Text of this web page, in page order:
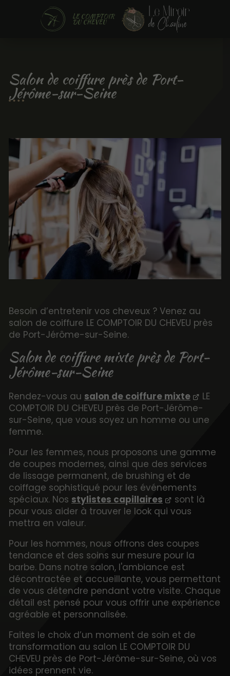
LE COMPTOIR
DU CHEVEU
Salon de coiffure près de Port-
Jérôme-sur-Seine
Besoin d’entretenir vos cheveux ? Venez au
salon de coiffure LE COMPTOIR DU CHEVEU près
de Port-Jérôme-sur-Seine.
Salon de coiffure mixte près de Port-
Jérôme-sur-Seine
Rendez-vous au salon de coiffure mixte
LE
COMPTOIR DU CHEVEU près de Port-Jérôme-
sur-Seine, que vous soyez un homme ou une
femme.
Pour les femmes, nous proposons une gamme
de coupes modernes, ainsi que des services
de lissage permanent, de brushing et de
coiffage sophistiqué pour les événements
spéciaux. Nos stylistes capillaires
sont là
pour vous aider à trouver le look qui vous
mettra en valeur.
Pour les hommes, nous offrons des coupes
tendance et des soins sur mesure pour la
barbe. Dans notre salon, l'ambiance est
décontractée et accueillante, vous permettant
de vous détendre pendant votre visite. Chaque
détail est pensé pour vous offrir une expérience
agréable et personnalisée.
Faites le choix d’un moment de soin et de
transformation au salon LE COMPTOIR DU
CHEVEU près de Port-Jérôme-sur-Seine, où vos
idées prennent vie.